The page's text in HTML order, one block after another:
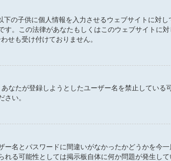
の子供に個人情報を入力させるウェブサイトに対
。この法律があなたもしくはこのウェブサイトに
せも受け付けておりません。
なたが登録しようとしたユーザー名を禁止してい
い。
名とパスワードに間違いがなかったかどうかを今
る可能性としては掲示板自体に何か問題が発生し